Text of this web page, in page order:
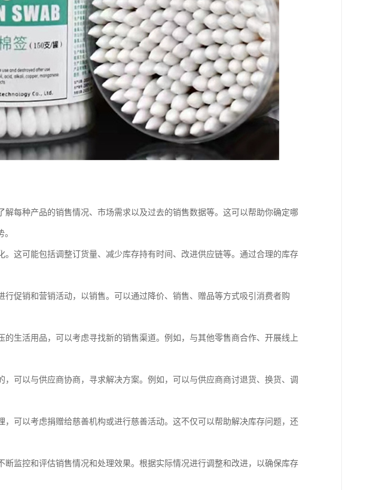
每种产品的销售情况、市场需求以及过去的销售数据等。这可以帮助你确定哪
这可能包括调整订货量、减少库存持有时间、改进供应链等。通过合理的库存
促销和营销活动，以销售。可以通过降价、销售、赠品等方式吸引消费者购
生活用品，可以考虑寻找新的销售渠道。例如，与其他零售商合作、开展线上
可以与供应商协商，寻求解决方案。例如，可以与供应商商讨退货、换货、调
可以考虑捐赠给慈善机构或进行慈善活动。这不仅可以帮助解决库存问题，还
监控和评估销售情况和处理效果。根据实际情况进行调整和改进，以确保库存